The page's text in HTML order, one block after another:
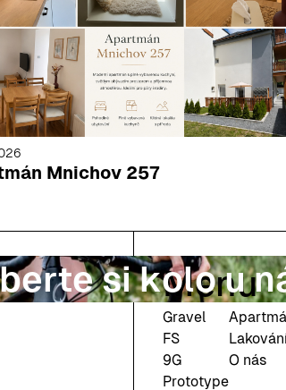
Mnichov 257
si kolo u
Menu
Gravel
FS
9G
Prototype
O nás